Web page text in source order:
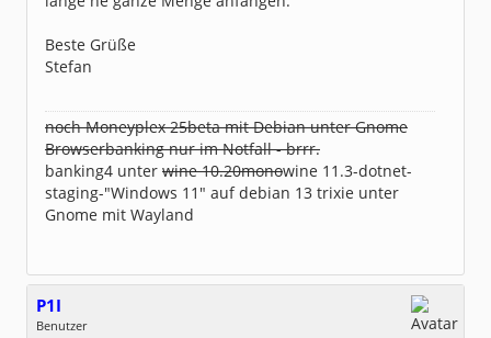
Beste Grüße
Stefan
noch Moneyplex 25beta mit Debian unter Gnome
Browserbanking nur im Notfall - brrr.
banking4 unter wine 10.20monowine 11.3-dotnet-
staging-"Windows 11" auf debian 13 trixie unter
Gnome mit Wayland
P1I
Benutzer